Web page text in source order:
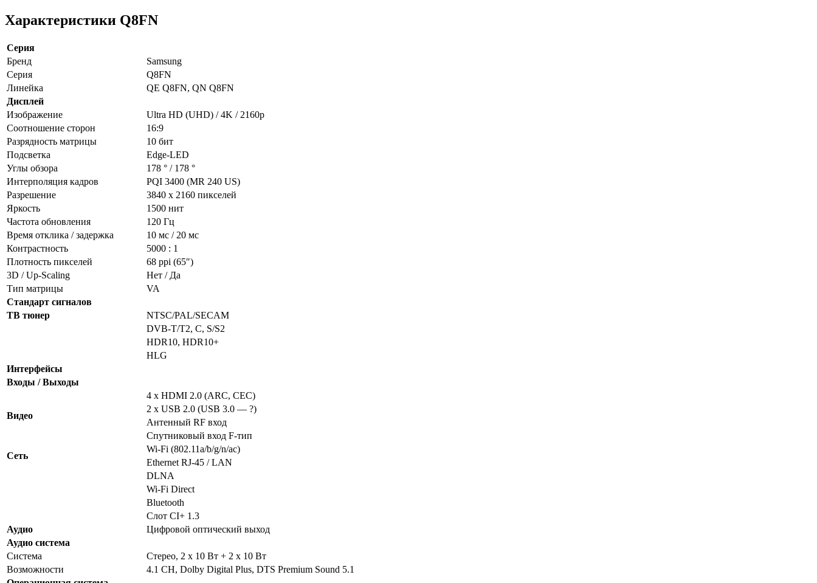
Характеристики Q8FN
Серия
Бренд
Samsung
Серия
Q8FN
Линейка
QE Q8FN, QN Q8FN
Дисплей
Изображение
Ultra HD (UHD) / 4K / 2160p
Соотношение сторон
16:9
Разрядность матрицы
10 бит
Подсветка
Edge-LED
Углы обзора
178 ° / 178 °
Интерполяция кадров
PQI 3400 (MR 240 US)
Разрешение
3840 x 2160 пикселей
Яркость
1500 нит
Частота обновления
120 Гц
Время отклика / задержка
10 мс / 20 мс
Контрастность
5000 : 1
Плотность пикселей
68 ppi (65″)
3D / Up-Scaling
Нет / Да
Тип матрицы
VA
Стандарт сигналов
ТВ тюнер
NTSC/PAL/SECAM
DVB-T/T2, C, S/S2
HDR10, HDR10+
HLG
Интерфейсы
Входы / Выходы
Видео
4 x HDMI 2.0 (ARC, CEC)
2 х USB 2.0 (USB 3.0 — ?)
Антенный RF вход
Спутниковый вход F-тип
Сеть
Wi-Fi (802.11a/b/g/n/ac)
Ethernet RJ-45 / LAN
DLNA
Wi-Fi Direct
Bluetooth
Слот CI+ 1.3
Аудио
Цифровой оптический выход
Аудио система
Система
Стерео, 2 x 10 Вт + 2 x 10 Вт
Возможности
4.1 CH, Dolby Digital Plus, DTS Premium Sound 5.1